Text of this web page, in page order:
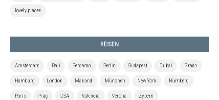
lovely places
REISEN
Amsterdam Bali Bergamo Berlin Budapest Dubai Grado
Hamburg London Mailand München New York Nürnberg
Paris Prag USA Valencia Verona Zypern